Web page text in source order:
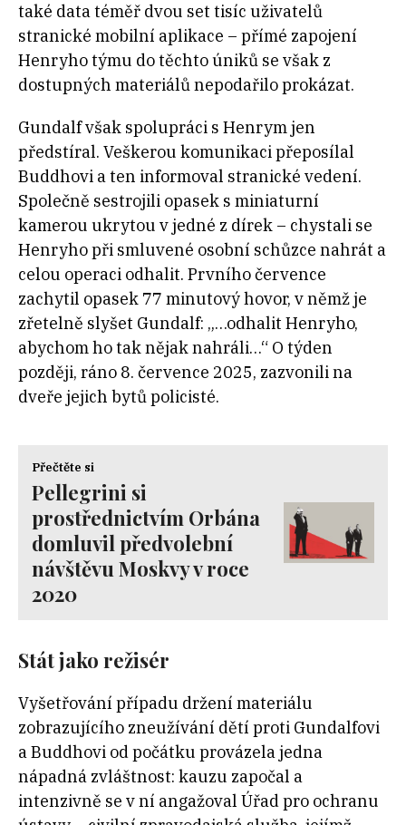
také data téměř dvou set tisíc uživatelů
stranické mobilní aplikace – přímé zapojení
Henryho týmu do těchto úniků se však z
dostupných materiálů nepodařilo prokázat.
Gundalf však spolupráci s Henrym jen
předstíral. Veškerou komunikaci přeposílal
Buddhovi a ten informoval stranické vedení.
Společně sestrojili opasek s miniaturní
kamerou ukrytou v jedné z dírek – chystali se
Henryho při smluvené osobní schůzce nahrát a
celou operaci odhalit. Prvního července
zachytil opasek 77 minutový hovor, v němž je
zřetelně slyšet Gundalf: „…odhalit Henryho,
abychom ho tak nějak nahráli…“ O týden
později, ráno 8. července 2025, zazvonili na
dveře jejich bytů policisté.
Přečtěte si
Pellegrini si
prostřednictvím Orbána
domluvil předvolební
návštěvu Moskvy v roce
2020
Stát jako režisér
Vyšetřování případu držení materiálu
zobrazujícího zneužívání dětí proti Gundalfovi
a Buddhovi od počátku provázela jedna
nápadná zvláštnost: kauzu započal a
intenzivně se v ní angažoval Úřad pro ochranu